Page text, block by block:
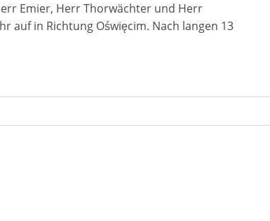
Emier, Herr Thorwächter und Herr
auf in Richtung Oświęcim. Nach langen 13